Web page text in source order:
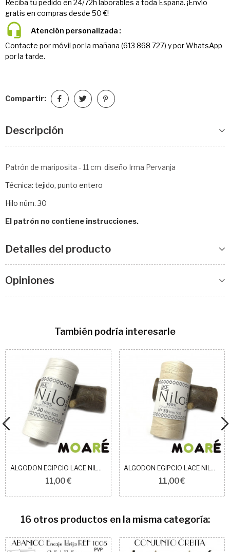
Reciba tu pedido en 24/72h laborables a toda España. ¡Envío
gratis en compras desde 50 €!
Atención personalizada
Contacte por móvil por la mañana (613 868 727) y por WhatsApp
por la tarde.
Compartir:
Descripción
Patrón de mariposita - 11 cm diseño Irma Pervanja
Técnica: tejido, punto entero
Hilo núm. 30
El patrón no contiene instrucciones.
Detalles del producto
Opiniones
También podría interesarle
ALGODON EGIPCIO LACE NILO BLANCO N30
11,00 €
ALGODON EGIPCIO LACE NILO BEIGE N30
11,00 €
16 otros productos en la misma categoría: